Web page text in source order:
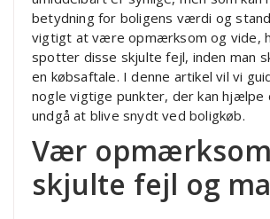
betydning for boligens værdi og
vigtigt at være opmærksom og vide,
spotter disse skjulte fejl, inden man
en købsaftale. I denne artikel vil vi
nogle vigtige punkter, der kan hjælpe
undgå at blive snydt ved boligkøb.
Vær
skjulte fejl og